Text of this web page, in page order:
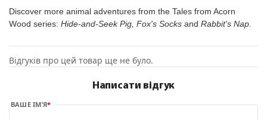
Discover more animal adventures from the Tales from Acorn
Wood series: Hide-and-Seek Pig, Fox's Socks and Rabbit's Nap.
Відгуків про цей товар ще не було.
Написати відгук
ВАШЕ ІМ’Я